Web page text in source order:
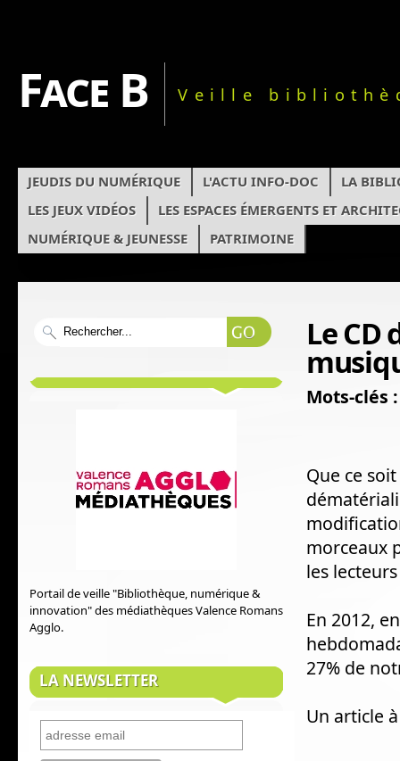
Face B Veille
JEUDIS DU NUMÉRIQUE L'ACTU INFO-DOC
LA
LES JEUX VIDÉOS
LES ESPACES ÉMERGENTS ET
NUMÉRIQUE & JEUNESSE
PATRIMOINE
Le
Mots-clés :
Que ce
morceaux
les
En 2012,
27% de
Un article
Portail de veille "Bibliothèque, numérique &
innovation" des médiathèques Valence Romans
Agglo.
LA NEWSLETTER